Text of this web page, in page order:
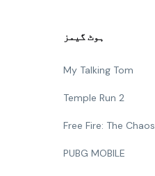
ہوٹ گیمز
My Talking Tom
Temple Run 2
Free Fire: The Chaos
PUBG MOBILE